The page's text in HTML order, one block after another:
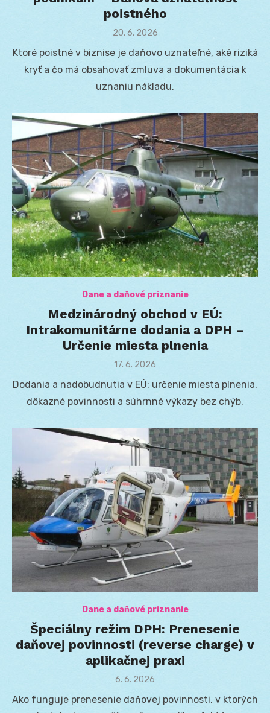
poistného
Posted
20. 6. 2026
Ktoré poistné v biznise je daňovo uznateľné, aké riziká
kryť a čo má obsahovať zmluva a dokumentácia k
uznaniu nákladu.
Dane a daňové priznanie
Medzinárodný obchod v EÚ:
Intrakomunitárne dodania a DPH –
Určenie miesta plnenia
Posted
17. 6. 2026
Dodania a nadobudnutia v EÚ: určenie miesta plnenia,
dôkazné povinnosti a súhrnné výkazy bez chýb.
Dane a daňové priznanie
Špeciálny režim DPH: Prenesenie
daňovej povinnosti (reverse charge) v
aplikačnej praxi
Posted
6. 6. 2026
Ako funguje prenesenie daňovej povinnosti, v ktorých